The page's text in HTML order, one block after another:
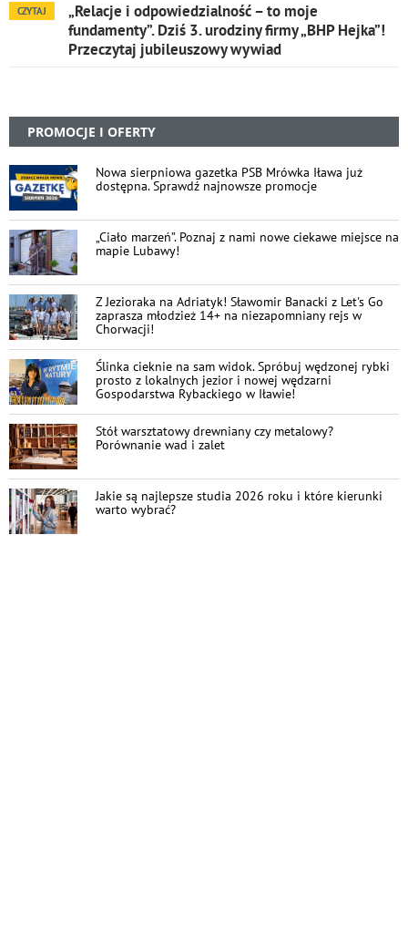
CZYTAJ
„Relacje i odpowiedzialność – to moje
fundamenty”. Dziś 3. urodziny firmy „BHP Hejka”!
Przeczytaj jubileuszowy wywiad
PROMOCJE I OFERTY
Nowa sierpniowa gazetka PSB Mrówka Iława już
dostępna. Sprawdź najnowsze promocje
„Ciało marzeń”. Poznaj z nami nowe ciekawe miejsce na
mapie Lubawy!
Z Jezioraka na Adriatyk! Sławomir Banacki z Let's Go
zaprasza młodzież 14+ na niezapomniany rejs w
Chorwacji!
Ślinka cieknie na sam widok. Spróbuj wędzonej rybki
prosto z lokalnych jezior i nowej wędzarni
Gospodarstwa Rybackiego w Iławie!
Stół warsztatowy drewniany czy metalowy?
Porównanie wad i zalet
Jakie są najlepsze studia 2026 roku i które kierunki
warto wybrać?